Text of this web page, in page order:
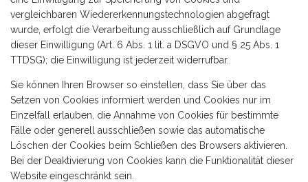
vergleichbaren Wiedererkennungstechnologien abgefragt
wurde, erfolgt die Verarbeitung ausschließlich auf Grundlage
dieser Einwilligung (Art. 6 Abs. 1 lit. a DSGVO und § 25 Abs. 1
TTDSG); die Einwilligung ist jederzeit widerrufbar.
Sie können Ihren Browser so einstellen, dass Sie über das
Setzen von Cookies informiert werden und Cookies nur im
Einzelfall erlauben, die Annahme von Cookies für bestimmte
Fälle oder generell ausschließen sowie das automatische
Löschen der Cookies beim Schließen des Browsers aktivieren.
Bei der Deaktivierung von Cookies kann die Funktionalität dieser
Website eingeschränkt sein.